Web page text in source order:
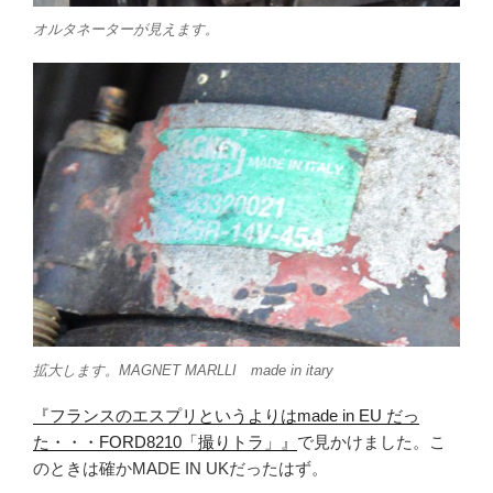
オルタネーターが見えます。
拡大します。MAGNET MARLLI made in itary
『フランスのエスプリというよりはmade in EU だっ
た・・・FORD8210「撮りトラ」』 で見かけました。こ
のときは確かMADE IN UKだったはず。